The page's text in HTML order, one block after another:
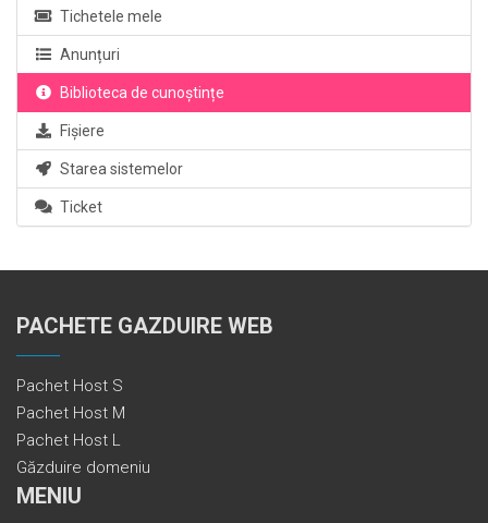
Tichetele mele
Anunțuri
Biblioteca de cunoștințe
Fișiere
Starea sistemelor
Ticket
PACHETE GAZDUIRE WEB
Pachet Host S
Pachet Host M
Pachet Host L
Găzduire domeniu
MENIU